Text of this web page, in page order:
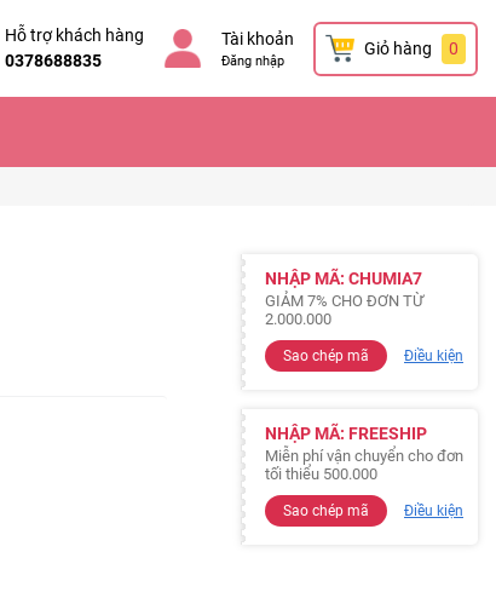
Hỗ trợ khách hàng
0378688835
Tài khoản
Đăng nhập
Giỏ hàng 0
NHẬP MÃ: CHUMIA7
GIẢM 7% CHO ĐƠN TỪ
2.000.000
Sao chép mã Điều kiện
NHẬP MÃ: FREESHIP
Miễn phí vận chuyển cho đơn
tối thiểu 500.000
Sao chép mã Điều kiện